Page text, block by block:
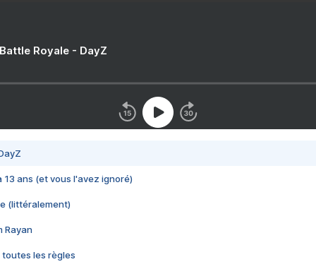
Royale - DayZ
13 ans (et vous l'avez ignoré)
(littéralement)
Rayan
toutes les règles